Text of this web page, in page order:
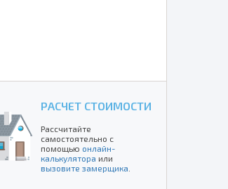
РАСЧЕТ СТОИМОСТИ
Рассчитайте
самостоятельно с
помощью онлайн-
калькулятора или
вызовите замерщика